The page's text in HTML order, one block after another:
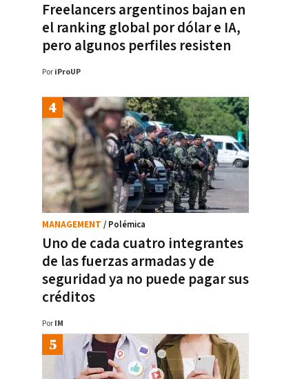
Freelancers argentinos bajan en
el ranking global por dólar e IA,
pero algunos perfiles resisten
Por iProUP
Uno de cada cuatro integrantes
de las fuerzas armadas y de
seguridad ya no puede pagar sus
créditos
MANAGEMENT / Polémica
Por IM